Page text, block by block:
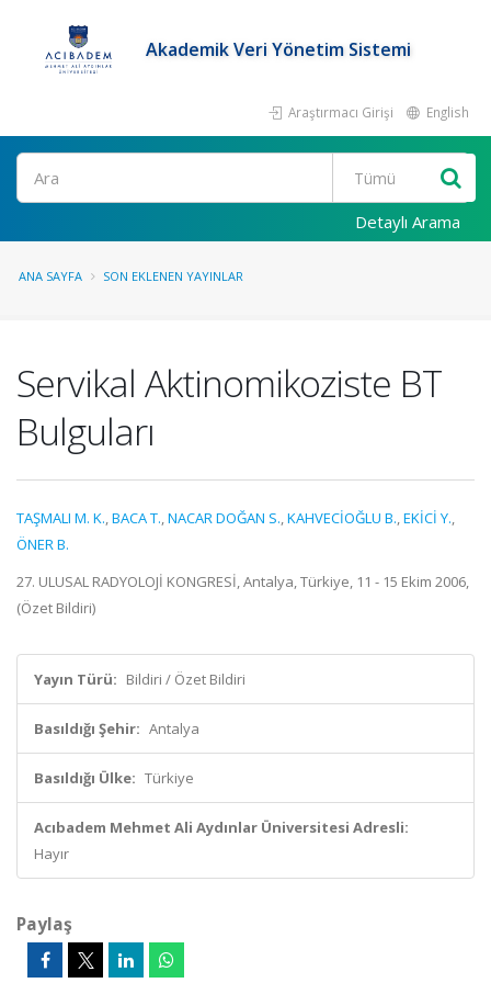
Akademik Veri Yönetim Sistemi
Araştırmacı Girişi English
Ara
Detaylı Arama
ANA SAYFA SON EKLENEN YAYINLAR
Servikal Aktinomikoziste BT
Bulguları
TAŞMALI M. K.,BACA T.,NACAR DOĞAN S.,KAHVECİOĞLU B.,EKİCİ Y.,
ÖNER B.
27. ULUSAL RADYOLOJİ KONGRESİ, Antalya, Türkiye, 11 - 15 Ekim 2006,
(Özet Bildiri)
Yayın Türü: Bildiri / Özet Bildiri
Basıldığı Şehir: Antalya
Basıldığı Ülke: Türkiye
Acıbadem Mehmet Ali Aydınlar Üniversitesi Adresli:
Hayır
Paylaş